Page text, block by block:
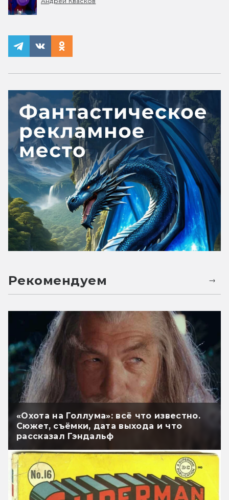
Рекомендуем
«Охота на Голлума»: всё что известно.
Сюжет, съёмки, дата выхода и что
рассказал Гэндальф